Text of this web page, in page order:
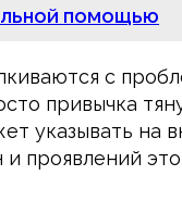
помощью
с
привычка
указывать на
проявлений